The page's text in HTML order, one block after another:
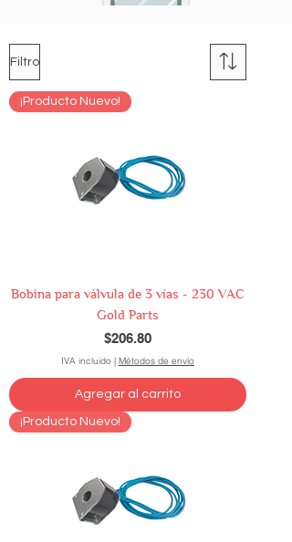
Electrodomésticos
Filtro
¡Producto Nuevo!
Bobina para válvula de 3 vías - 230 VAC
Gold Parts
Precio
$206.80
IVA incluido | Métodos de envío
Agregar al carrito
¡Producto Nuevo!